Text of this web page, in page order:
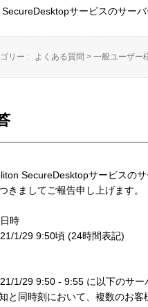
サービスのサー
リー : よくある質問 > 一般ユーザー
SecureDesktopサービスの
きましてご報告申し上げます。
時
1/29 9:50頃 (24時間表記)
29 9:50 - 9:55 に以下のサー
同時刻において、複数のお客